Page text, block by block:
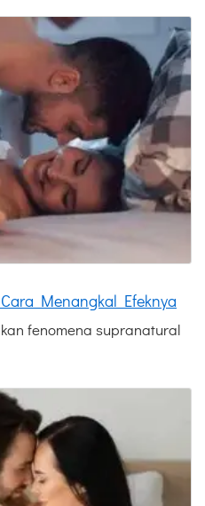
Menangkal Efeknya
fenomena supranatural